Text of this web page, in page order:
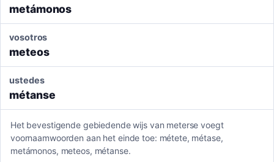
metámonos
vosotros
meteos
ustedes
métanse
Het bevestigende gebiedende wijs van meterse voegt
voornaamwoorden aan het einde toe: métete, métase,
metámonos, meteos, métanse.